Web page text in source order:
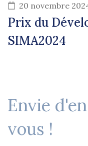
20 novembre
Prix du
SIMA2024
Envie
vous !